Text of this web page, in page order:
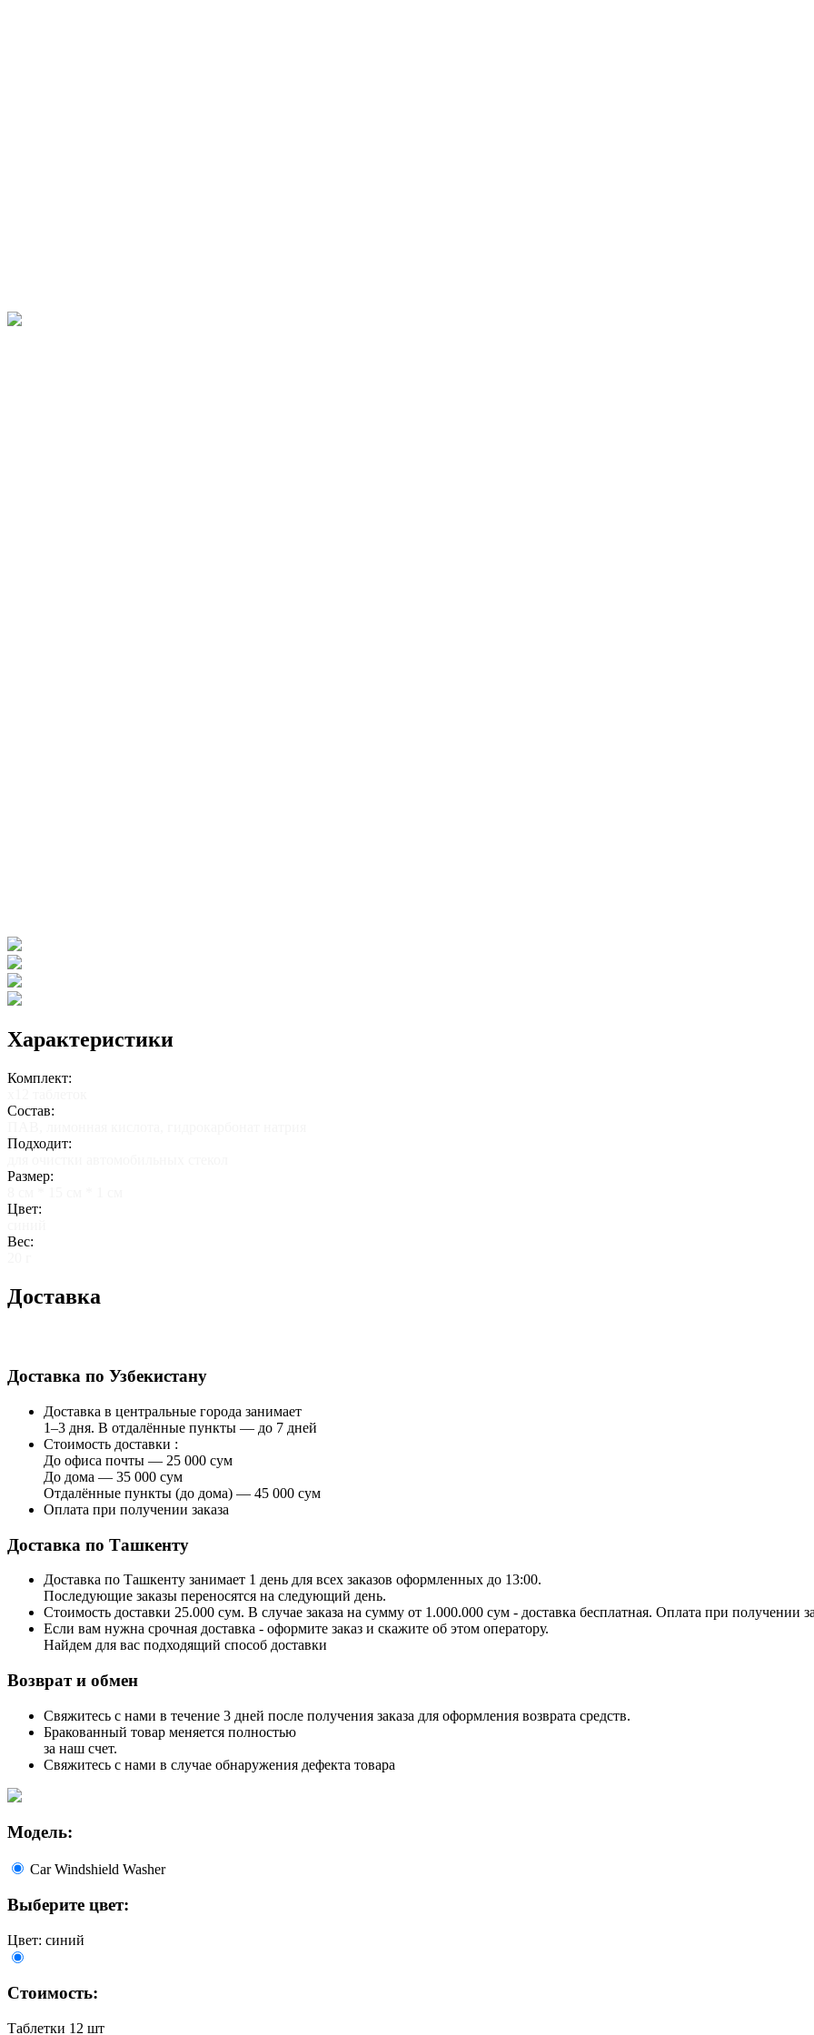
Характеристики
Комплект:
Состав:
Подходит:
Размер:
Цвет:
Вес:
Доставка
Доставка по Узбекистану
Доставка в центральные города занимает
1–3 дня. В отдалённые пункты — до 7 дней
Стоимость доставки :
До офиса почты — 25 000 сум
До дома — 35 000 сум
Отдалённые пункты (до дома) — 45 000 сум
Оплата при получении заказа
Доставка по Ташкенту
Доставка по Ташкенту занимает 1 день для всех заказов оформленных до 13:00.
Последующие заказы переносятся на следующий день.
Стоимость доставки 25.000 сум. В случае заказа на сумму от 1.000.000 сум - доставка бесплатная. Оплата при получении
Если вам нужна срочная доставка - оформите заказ и скажите об этом оператору.
Найдем для вас подходящий способ доставки
Возврат и обмен
Свяжитесь с нами в течение 3 дней после получения заказа для оформления возврата средств.
Бракованный товар меняется полностью
за наш счет.
Свяжитесь с нами в случае обнаружения дефекта товара
Модель:
Car Windshield Washer
Выберите цвет:
Цвет: синий
Стоимость:
Таблетки 12 шт